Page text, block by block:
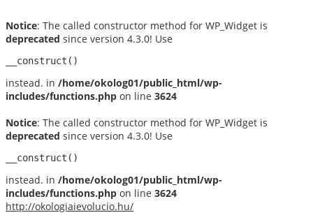
Notice: The called constructor method for WP_Widget is
deprecated since version 4.3.0! Use
__construct()
instead. in /home/okolog01/public_html/wp-
includes/functions.php on line 3624
Notice: The called constructor method for WP_Widget is
deprecated since version 4.3.0! Use
__construct()
instead. in /home/okolog01/public_html/wp-
includes/functions.php on line 3624
http://okologiaievolucio.hu/